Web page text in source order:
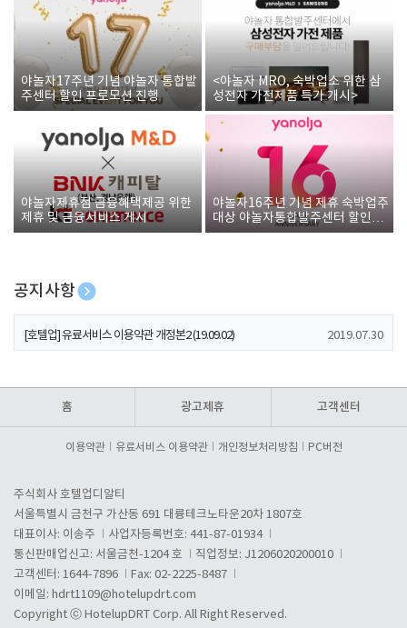
야놀자17주년 기념 야놀자 통합발
주센터 할인 프로모션 진행
<야놀자 MRO, 숙박업소 위한 삼
성전자 가전제품 특가 개시>
야놀자제휴점 금융혜택제공 위한
제휴 및 금융서비스 게시
야놀자16주년 기념 제휴 숙박업주
대상 야놀자통합발주센터 할인쿠
폰 증정
공지사항
[호텔업] 개인정보 처리방침 개정본1 (19.09.02)
[호텔업] 유료서비스 이용약관 개정본2 (19.09.02) 2019.07.30
홈 광고제휴 고객센터
이용약관 유료서비스 이용약관 개인정보처리방침 PC버전
주식회사 호텔업디알티
서울특별시 금천구 가산동 691 대륭테크노타운20차 1807호
대표이사: 이송주
사업자등록번호: 441-87-01934
통신판매업신고: 서울금천-1204 호
직업정보: J1206020200010
고객센터: 1644-7896
Fax: 02-2225-8487
이메일: hdrt1109@hotelupdrt.com
Copyright ⓒ HotelupDRT Corp. All Right Reserved.